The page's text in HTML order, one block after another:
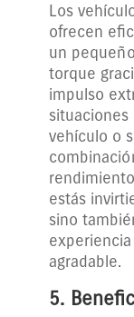
Los
ofrecen
un
torque
impulso
vehículo o
estás
sino
agradable.
5.